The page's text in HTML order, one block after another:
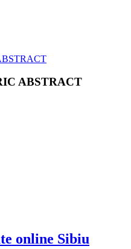
ABSTRACT
online Sibiu